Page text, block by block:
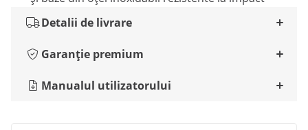
Detalii de livrare
Garanție premium
Manualul utilizatorului